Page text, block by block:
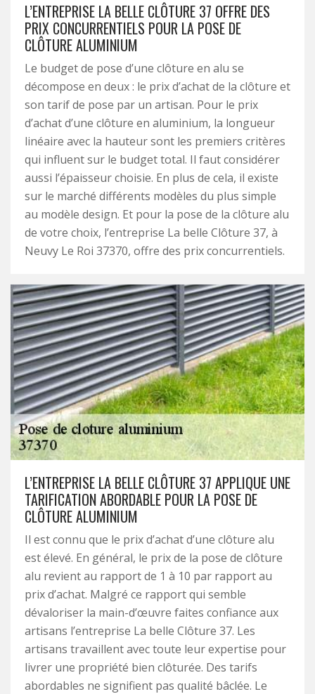
L’ENTREPRISE LA BELLE CLÔTURE 37 OFFRE DES
PRIX CONCURRENTIELS POUR LA POSE DE
CLÔTURE ALUMINIUM
Le budget de pose d’une clôture en alu se
décompose en deux : le prix d’achat de la clôture et
son tarif de pose par un artisan. Pour le prix
d’achat d’une clôture en aluminium, la longueur
linéaire avec la hauteur sont les premiers critères
qui influent sur le budget total. Il faut considérer
aussi l’épaisseur choisie. En plus de cela, il existe
sur le marché différents modèles du plus simple
au modèle design. Et pour la pose de la clôture alu
de votre choix, l’entreprise La belle Clôture 37, à
Neuvy Le Roi 37370, offre des prix concurrentiels.
L’ENTREPRISE LA BELLE CLÔTURE 37 APPLIQUE UNE
TARIFICATION ABORDABLE POUR LA POSE DE
CLÔTURE ALUMINIUM
Il est connu que le prix d’achat d’une clôture alu
est élevé. En général, le prix de la pose de clôture
alu revient au rapport de 1 à 10 par rapport au
prix d’achat. Malgré ce rapport qui semble
dévaloriser la main-d’œuvre faites confiance aux
artisans l’entreprise La belle Clôture 37. Les
artisans travaillent avec toute leur expertise pour
livrer une propriété bien clôturée. Des tarifs
abordables ne signifient pas qualité bâclée. Le